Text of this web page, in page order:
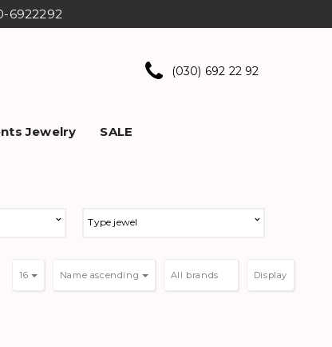
6922292
(030) 692 22 92
Jewelry SALE
Type jewel
Display
Name ascending
16